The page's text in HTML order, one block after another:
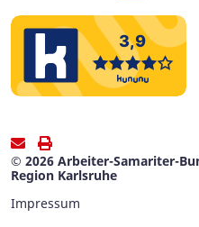
© 2026 Arbeiter-Samariter-
Region Karlsruhe
Impressum